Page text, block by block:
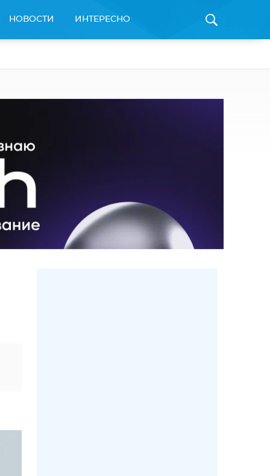
НОВОСТИ ИНТЕРЕСНО